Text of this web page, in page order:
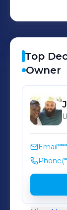
Top
Owner
Email
Phone